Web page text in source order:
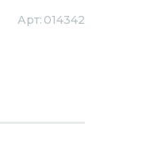
Арт: 014342